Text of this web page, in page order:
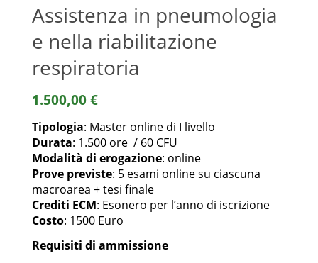
Assistenza in pneumologia
e nella riabilitazione
respiratoria
1.500,00€
Tipologia: Master online di I livello
Durata: 1.500 ore / 60 CFU
Modalità di erogazione: online
Prove previste: 5 esami online su ciascuna
macroarea + tesi finale
Crediti ECM: Esonero per l’anno di iscrizione
Costo: 1500 Euro
Requisiti di ammissione